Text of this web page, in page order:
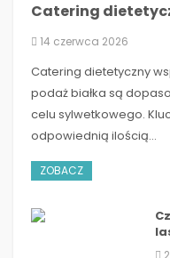
JAK
Catering
14 czerwca 2026
​Catering dietetyczny
podaż białka są
celu sylwetkowego.
odpowiednią ilością...
ZOBACZ